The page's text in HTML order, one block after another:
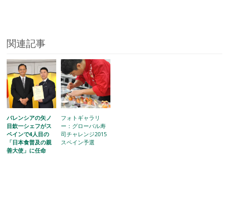
関連記事
バレンシアの矢ノ
目欽一シェフがス
ペインで4人目の
「日本食普及の親
善大使」に任命
フォトギャラリ
ー：グローバル寿
司チャレンジ2015
スペイン予選